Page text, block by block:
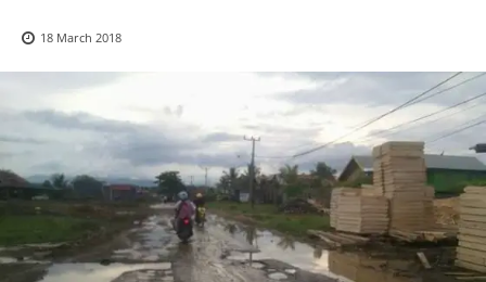
18 March 2018